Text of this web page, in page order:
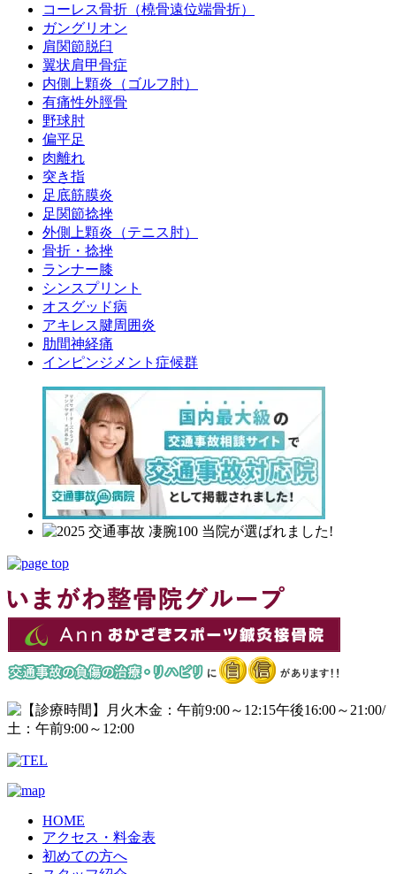
コーレス骨折（橈骨遠位端骨折）
ガングリオン
肩関節脱臼
翼状肩甲骨症
内側上顆炎（ゴルフ肘）
有痛性外脛骨
野球肘
偏平足
肉離れ
突き指
足底筋膜炎
足関節捻挫
外側上顆炎（テニス肘）
骨折・捻挫
ランナー膝
シンスプリント
オスグッド病
アキレス腱周囲炎
肋間神経痛
インピンジメント症候群
HOME
アクセス・料金表
初めての方へ